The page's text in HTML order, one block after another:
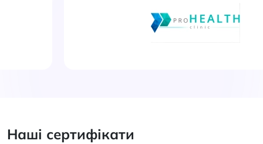
Наші сертифікати